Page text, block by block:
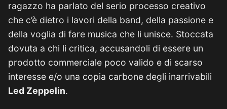
ragazzo ha parlato del serio processo creativo
che c’è dietro i lavori della band, della passione e
della voglia di fare musica che li unisce. Stoccata
dovuta a chi li critica, accusandoli di essere un
prodotto commerciale poco valido e di scarso
interesse e/o una copia carbone degli inarrivabili
Led Zeppelin.